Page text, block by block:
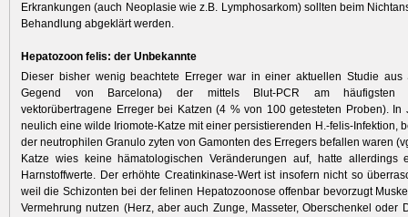
Erkrankungen (auch Neoplasie wie z.B. Lymphosarkom) sollten beim
Behandlung abgeklärt werden.
Hepatozoon felis: der Unbekannte
Dieser bisher wenig beachtete Erreger war in einer aktuellen Studie
Gegend von Barcelona) der mittels Blut-PCR am häufigsten
vektorübertragene Erreger bei Katzen (4 % von 100 getesteten Proben). In
neulich eine wilde Iriomote-Katze mit einer persistierenden H.-felis-Infektion,
der neutrophilen Granulo zyten von Gamonten des Erregers befallen waren
Katze wies keine hämatologischen Veränderungen auf, hatte allerdings
Harnstoffwerte. Der erhöhte Creatinkinase-Wert ist insofern nicht so
weil die Schizonten bei der felinen Hepatozoonose offenbar bevorzugt
Vermehrung nutzen (Herz, aber auch Zunge, Masseter, Oberschenkel oder